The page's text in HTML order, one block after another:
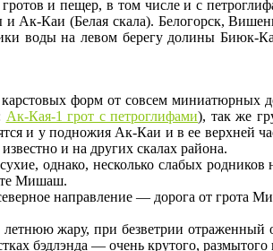
и пещер, в том числе и с
Ак-Каи (Белая скала). Белогорск,
воды на левом берегу долины Биюк-
форм от совсем
Ак-Кая-1 грот с петроглифами), так же
и у подножия Ак-Каи и в ее верхней
и на других скалах района.
однако, несколько слабых
Мишаш.
направление — дорога от грота
жару, при безветрии отраженный
бэдлэнда — очень крутого,